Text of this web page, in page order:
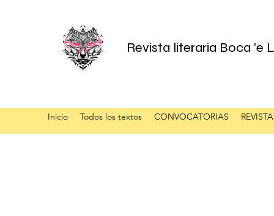
Revista literaria Boca 'e
Inicio Todos los textos CONVOCATORIAS